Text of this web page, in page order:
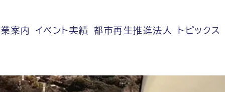
案内 イベント実績 都市再生推進法人 トピックス